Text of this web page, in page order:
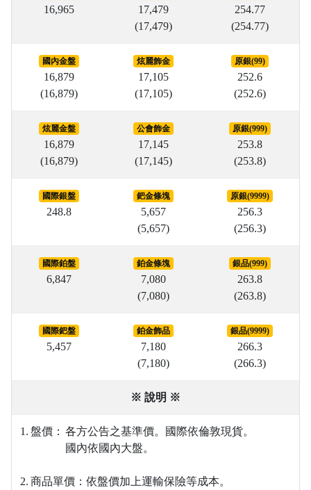
16,965
17,479
(17,479)
254.77
(254.77)
國內金盤
16,879
(16,879)
炫麗飾金
17,105
(17,105)
原銀(99)
252.6
(252.6)
炫麗金盤
16,879
(16,879)
公會飾金
17,145
(17,145)
原銀(999)
253.8
(253.8)
國際銀盤
248.8
鈀金條塊
5,657
(5,657)
原銀(9999)
256.3
(256.3)
國際鉑盤
6,847
鉑金條塊
7,080
(7,080)
銀品(999)
263.8
(263.8)
國際鈀盤
5,457
鉑金飾品
7,180
(7,180)
銀品(9999)
266.3
(266.3)
※ 說明 ※
1. 盤價： 各方公告之基準價。
國際依倫敦現貨。
國內依國內大盤。
2. 商品單價：依盤價加上運輸保險等成本。